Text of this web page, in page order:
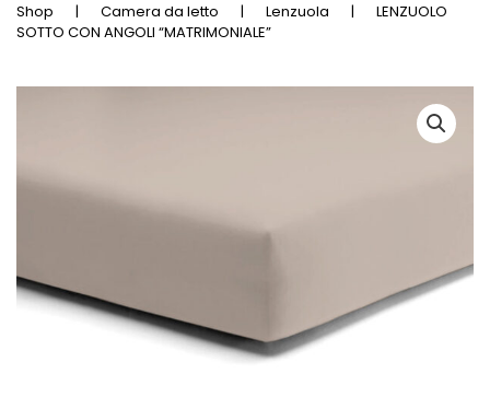
Shop Camera da letto Lenzuola
LENZUOLO
SOTTO CON ANGOLI “MATRIMONIALE”